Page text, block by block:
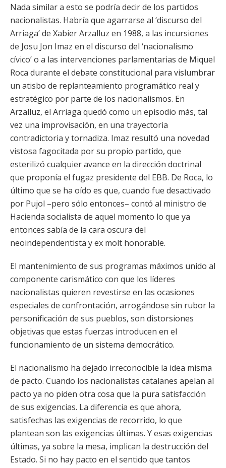
Nada similar a esto se podría decir de los partidos
nacionalistas. Habría que agarrarse al ‘discurso del
Arriaga’ de Xabier Arzalluz en 1988, a las incursiones
de Josu Jon Imaz en el discurso del ‘nacionalismo
cívico’ o a las intervenciones parlamentarias de Miquel
Roca durante el debate constitucional para vislumbrar
un atisbo de replanteamiento programático real y
estratégico por parte de los nacionalismos. En
Arzalluz, el Arriaga quedó como un episodio más, tal
vez una improvisación, en una trayectoria
contradictoria y tornadiza. Imaz resultó una novedad
vistosa fagocitada por su propio partido, que
esterilizó cualquier avance en la dirección doctrinal
que proponía el fugaz presidente del EBB. De Roca, lo
último que se ha oído es que, cuando fue desactivado
por Pujol –pero sólo entonces– contó al ministro de
Hacienda socialista de aquel momento lo que ya
entonces sabía de la cara oscura del
neoindependentista y ex molt honorable.
El mantenimiento de sus programas máximos unido al
componente carismático con que los líderes
nacionalistas quieren revestirse en las ocasiones
especiales de confrontación, arrogándose sin rubor la
personificación de sus pueblos, son distorsiones
objetivas que estas fuerzas introducen en el
funcionamiento de un sistema democrático.
El nacionalismo ha dejado irreconocible la idea misma
de pacto. Cuando los nacionalistas catalanes apelan al
pacto ya no piden otra cosa que la pura satisfacción
de sus exigencias. La diferencia es que ahora,
satisfechas las exigencias de recorrido, lo que
plantean son las exigencias últimas. Y esas exigencias
últimas, ya sobre la mesa, implican la destrucción del
Estado. Si no hay pacto en el sentido que tantos